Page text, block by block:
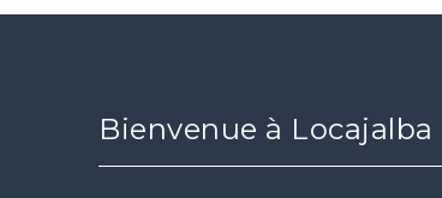
Bienvenue à Locajalba